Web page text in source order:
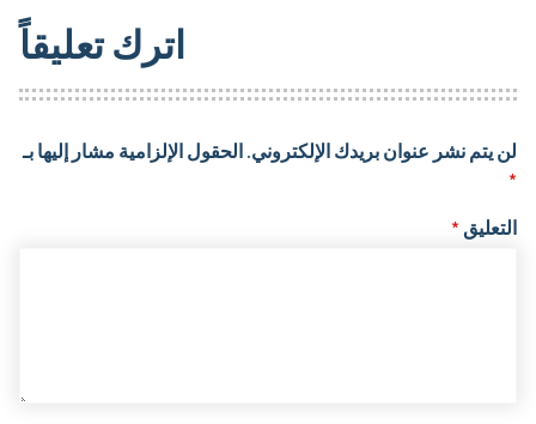
اترك تعليقاً
لن يتم نشر عنوان بريدك الإلكتروني. الحقول الإلزامية مشار إليها بـ
*
التعليق *